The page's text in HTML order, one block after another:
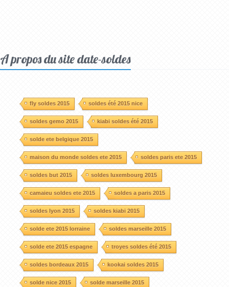
A propos du site date-soldes
fly soldes 2015 soldes été 2015 nice
soldes gemo 2015 kiabi soldes été 2015
solde ete belgique 2015
maison du monde soldes ete 2015 soldes paris ete 2015
soldes but 2015 soldes luxembourg 2015
camaieu soldes ete 2015 soldes a paris 2015
soldes lyon 2015 soldes kiabi 2015
solde ete 2015 lorraine soldes marseille 2015
solde ete 2015 espagne troyes soldes été 2015
soldes bordeaux 2015 kookai soldes 2015
solde nice 2015 solde marseille 2015